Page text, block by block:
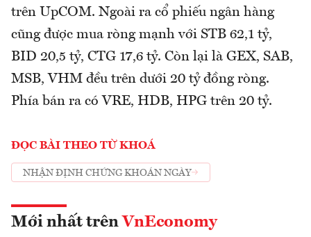
trên UpCOM. Ngoài ra cổ phiếu ngân hàng
cũng được mua ròng mạnh với STB 62,1 tỷ,
BID 20,5 tỷ, CTG 17,6 tỷ. Còn lại là GEX, SAB,
MSB, VHM đều trên dưới 20 tỷ đồng ròng.
Phía bán ra có VRE, HDB, HPG trên 20 tỷ.
ĐỌC BÀI THEO TỪ KHOÁ
NHẬN ĐỊNH CHỨNG KHOÁN NGÀY
Mới nhất trên VnEconomy